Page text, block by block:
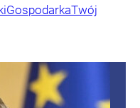
GospodarkaTwój